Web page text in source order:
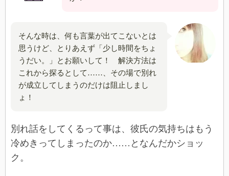
そんな時は、何も言葉が出てこないとは
思うけど、とりあえず「少し時間をちょ
うだい。」とお願いして！ 解決方法は
これから探るとして……、その場で別れ
が成立してしまうのだけは阻止しまし
ょ！
別れ話をしてくるって事は、彼氏の気持ちはもう
冷めきってしまったのか……となんだかショッ
ク。